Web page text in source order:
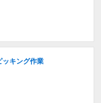
ッキング作業